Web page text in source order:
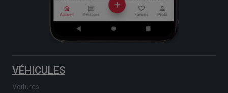
VÉHICULES
Voitures